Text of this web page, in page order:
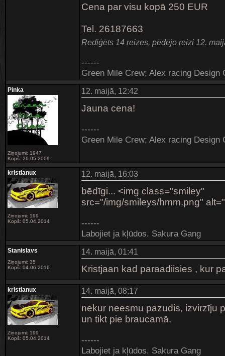
Cena par visu kopā 250 EUR
Tel. 26187663
Rediģēts 14 reizes, pēdējo reizi 12.
------
Green Mile Crew; Alex racing Design
Pinka
Ziņojumi: 1947
Kopš: 26.05.2009
12. maijā, 12:42
Jauna cena!
------
Green Mile Crew; Alex racing Design
kristianux
Ziņojumi: 199
Kopš: 05.04.2014
12. maijā, 16:03
bēdīgi... <img class="smiley"
src="/img/smileys/hmm.png"
------
Labojiet ja kļūdos. Sakura Gang
Stanislavs
Ziņojumi: 35
Kopš: 04.06.2016
14. maijā, 01:41
Kristjaan kad paraadiisies , kur
kristianux
Ziņojumi: 199
Kopš: 05.04.2014
14. maijā, 08:17
nekur neesmu pazudis, izvirzīju
un tikt pie braucamā.
------
Labojiet ja kļūdos. Sakura Gang